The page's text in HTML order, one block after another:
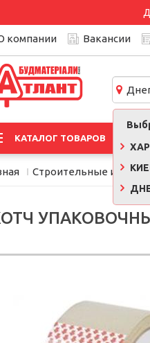
компании Вакансии
КАТАЛОГ ТОВАРОВ
Строительные